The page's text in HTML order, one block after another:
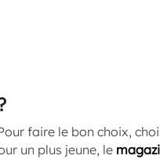
faire le bon choix,
un plus jeune, le